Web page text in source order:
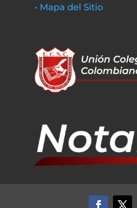
• Mapa del Sitio